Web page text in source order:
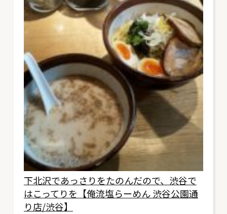
下北沢であっさりをたのんだので、渋谷で
はこってりを【俺流塩らーめん 渋谷公園通
り店/渋谷】